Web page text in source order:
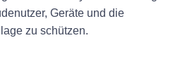
Geräte und die
zu schützen.